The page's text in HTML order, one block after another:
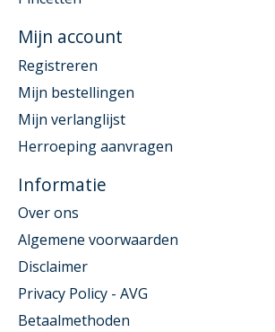
Mijn account
Registreren
Mijn bestellingen
Mijn verlanglijst
Herroeping aanvragen
Informatie
Over ons
Algemene voorwaarden
Disclaimer
Privacy Policy - AVG
Betaalmethoden